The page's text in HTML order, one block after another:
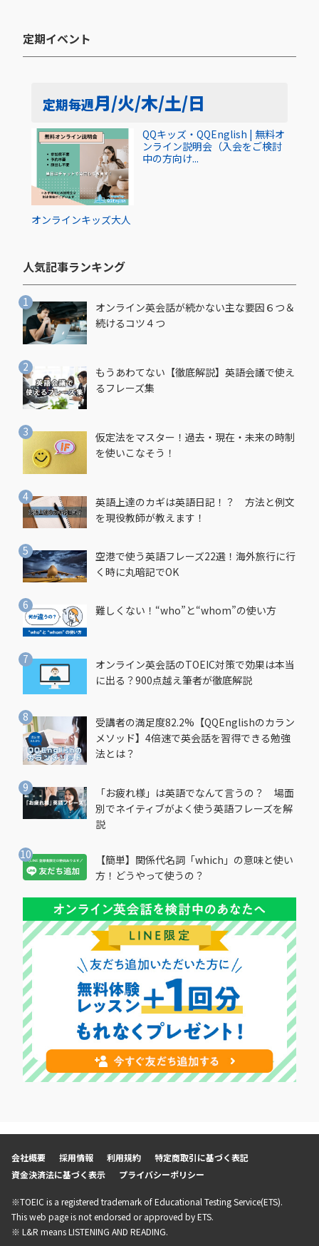
定期イベント​
定期毎週月/火/木/土/日
オンラインキッズ大人
QQキッズ・QQEnglish | 無料オ
ンライン説明会（入会をご検討
中の方向け...
人気記事ランキング​
オンライン英会話が続かない主な要因６つ＆
続けるコツ４つ
もうあわてない【徹底解説】英語会議で使え
るフレーズ集
仮定法をマスター！過去・現在・未来の時制
を使いこなそう！
英語上達のカギは英語日記！？ 方法と例文
を現役教師が教えます！
空港で使う英語フレーズ22選！海外旅行に行
く時に丸暗記でOK
難しくない！“who”と“whom”の使い方
オンライン英会話のTOEIC対策で効果は本当
に出る？900点越え筆者が徹底解説
受講者の満足度82.2%【QQEnglishのカラン
メソッド】4倍速で英会話を習得できる勉強
法とは？
「お疲れ様」は英語でなんて言うの？ 場面
別でネイティブがよく使う英語フレーズを解
説
【簡単】関係代名詞「which」の意味と使い
方！どうやって使うの？
会社概要 採用情報 利用規約
特定商取引に基づく表記
資金決済法に基づく表示
プライバシーポリシー
※TOEIC is a registered trademark of Educational Testing Service(ETS).
This web page is not endorsed or approved by ETS.
※ L&R means LISTENING AND READING.